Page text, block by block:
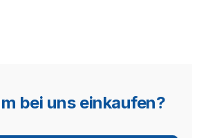
bei uns einkaufen?